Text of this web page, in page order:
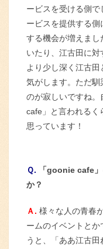
ービスを受ける側
ービスを提供する
する機会が増えま
いたり、江古田に
より少し深く江古
気がします。ただ馴
のが寂しいですね
cafe」と言われるく
思っています！
Ｑ.
「goonie cafe
か？
Ａ. 様々な人の青春
ームのイベントと
うと、「ああ江古